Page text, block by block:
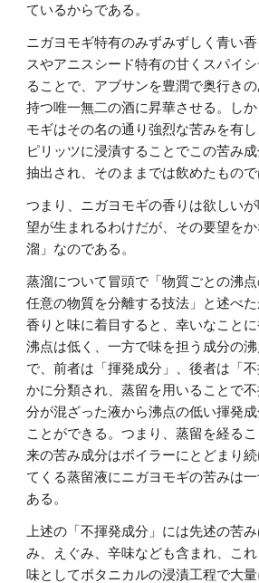
ているからである。
ニガヨモギ特有のみずみずしく青い
スやアニスシード特有の甘くスパイ
ることで、アブサンを豊潤で奥行き
持つ唯一無二の酒に昇華させる。し
モギはその名の通り強烈な苦みを有
ピリッツに浸漬することでこの苦み
抽出され、そのままでは飲めたもので
つまり、ニガヨモギの香りは欲しい
望が生まれるわけだが、その要望を
溜」なのである。
蒸溜について冒頭で「物質ごとの沸点
任意の物質を分離する技法」と述べ
香りと味に着目すると、幸いなこと
沸点は低く、一方で味を担う成分の
で、前者は「揮発成分」、後者は「
かに分類され、蒸留を用いることで
分が混ざった液から沸点の低い揮発
ことができる。つまり、蒸留を経る
来の苦み成分はボイラーにとどまり
てくる蒸留液にニガヨモギの苦みは
ある。
上述の「不揮発成分」には先述の苦
み、えぐみ、辛味なども含まれ、こ
味としてボタニカルの浸漬工程で大